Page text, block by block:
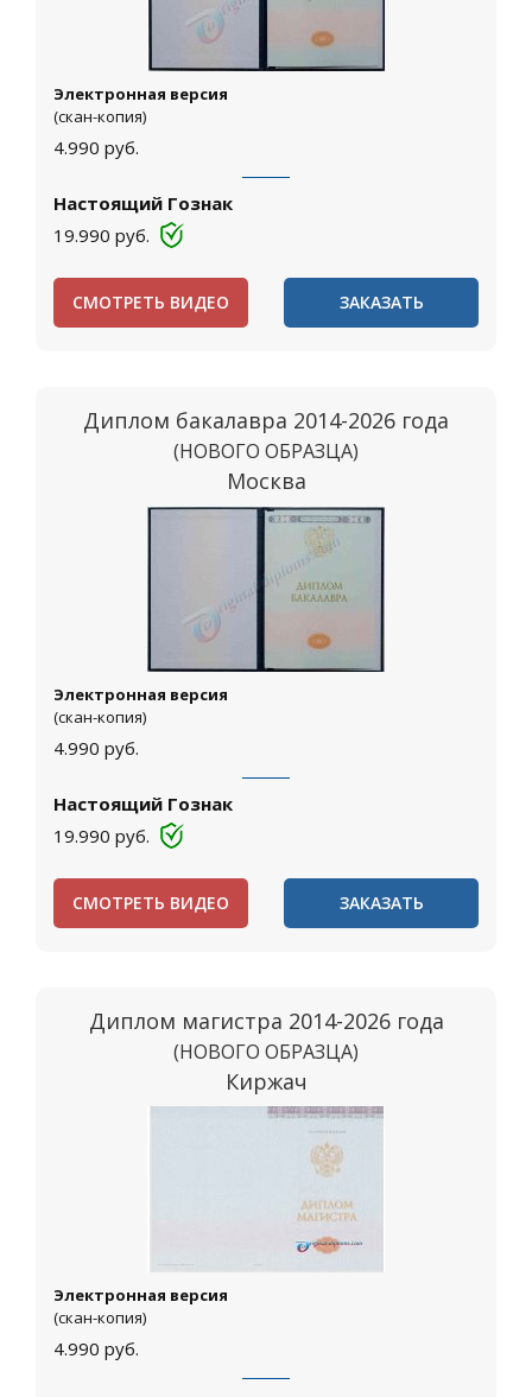
Электронная версия
(скан-копия)
4.990 руб.
Настоящий Гознак
19.990 руб.
СМОТРЕТЬ ВИДЕО ЗАКАЗАТЬ
Диплом бакалавра 2014-2026 года
(НОВОГО ОБРАЗЦА)
Москва
Электронная версия
(скан-копия)
4.990 руб.
Настоящий Гознак
19.990 руб.
СМОТРЕТЬ ВИДЕО ЗАКАЗАТЬ
Диплом магистра 2014-2026 года
(НОВОГО ОБРАЗЦА)
Киржач
Электронная версия
(скан-копия)
4.990 руб.